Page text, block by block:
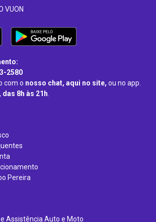
VUON
2580
com o nosso chat, aqui no site, ou no app.
8h às 21h.
Pereira
Assistência Auto e Moto